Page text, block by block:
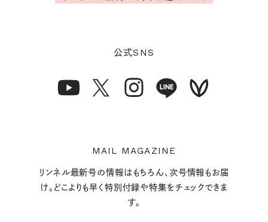
公式SNS
MAIL MAGAZINE
リンネル最新号の情報はもちろん、次号情報もお届
け。どこよりも早く特別付録や特集をチェックできま
す。